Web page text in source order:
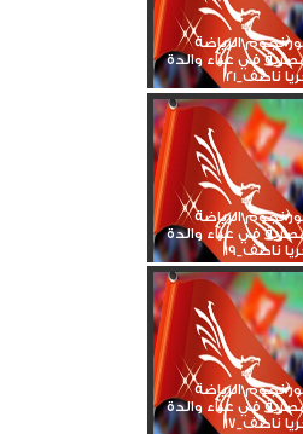
نجوم الرياضة
في عزاء والدة
ناصف_21
نجوم الرياضة
في عزاء والدة
ناصف_19
نجوم الرياضة
في عزاء والدة
ناصف_17